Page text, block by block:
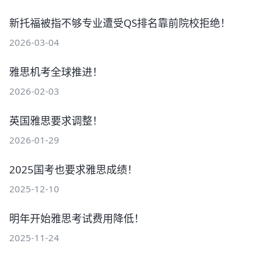
新托福被指不够专业遭受QS排名靠前院校拒绝！
2026-03-04
雅思机考全球推进！
2026-02-03
英国雅思要求调整！
2026-01-29
2025国考也要求雅思成绩！
2025-12-10
明年开始雅思考试费用降低！
2025-11-24